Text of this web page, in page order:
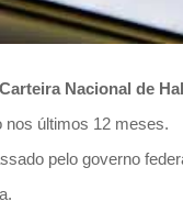
Nacional de
nos últimos 12 meses.
pelo governo